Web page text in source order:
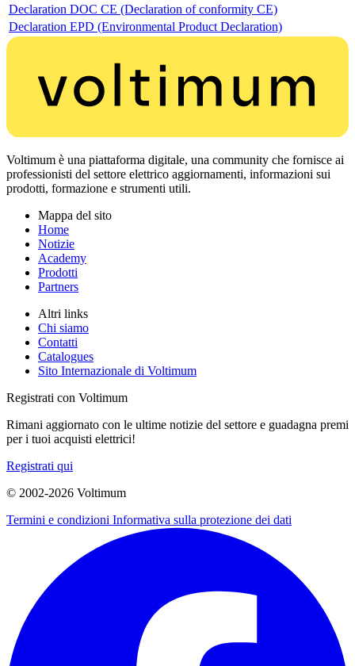
Declaration DOC CE (Declaration of conformity CE)
Declaration EPD (Environmental Product Declaration)
Voltimum è una piattaforma digitale, una community che fornisce ai
professionisti del settore elettrico aggiornamenti, informazioni sui
prodotti, formazione e strumenti utili.
Mappa del sito
Home
Notizie
Academy
Prodotti
Partners
Altri links
Chi siamo
Contatti
Catalogues
Sito Internazionale di Voltimum
Registrati con Voltimum
Rimani aggiornato con le ultime notizie del settore e guadagna premi
per i tuoi acquisti elettrici!
Registrati qui
© 2002-2026 Voltimum
Termini e condizioni Informativa sulla protezione dei dati